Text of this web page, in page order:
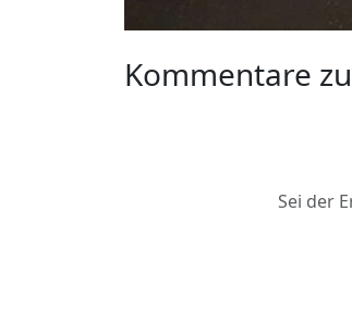
Kommentare
Sei der